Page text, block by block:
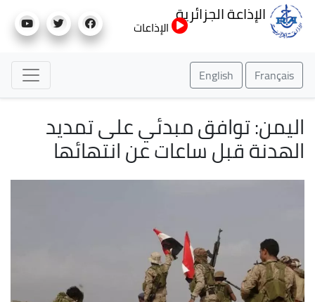
إلى
الإذاعة الجزائرية
الإذاعات
Français
English
اليمن: توافق مبدئي على تمديد
الهدنة قبل ساعات عن انتهائها